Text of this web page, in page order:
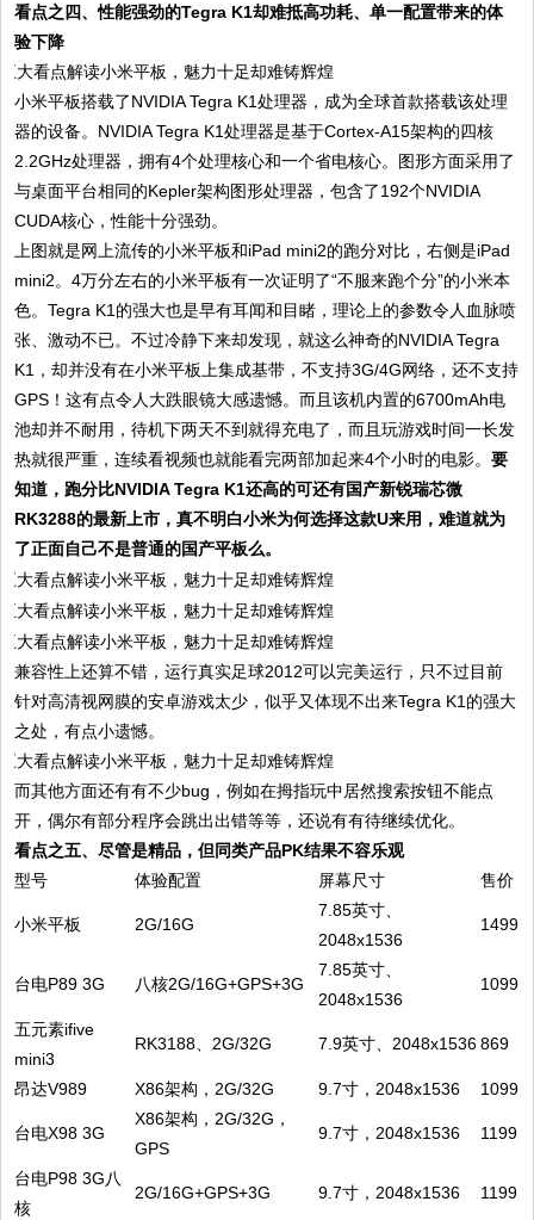
看点之四、性能强劲的Tegra K1却难抵高功耗、单一配置带来的体
验下降
小米平板搭载了NVIDIA Tegra K1处理器，成为全球首款搭载该处理
器的设备。NVIDIA Tegra K1处理器是基于Cortex-A15架构的四核
2.2GHz处理器，拥有4个处理核心和一个省电核心。图形方面采用了
与桌面平台相同的Kepler架构图形处理器，包含了192个NVIDIA
CUDA核心，性能十分强劲。
上图就是网上流传的小米平板和iPad mini2的跑分对比，右侧是iPad
mini2。4万分左右的小米平板有一次证明了“不服来跑个分”的小米本
色。Tegra K1的强大也是早有耳闻和目睹，理论上的参数令人血脉喷
张、激动不已。不过冷静下来却发现，就这么神奇的NVIDIA Tegra
K1，却并没有在小米平板上集成基带，不支持3G/4G网络，还不支持
GPS！这有点令人大跌眼镜大感遗憾。而且该机内置的6700mAh电
池却并不耐用，待机下两天不到就得充电了，而且玩游戏时间一长发
热就很严重，连续看视频也就能看完两部加起来4个小时的电影。要
知道，跑分比NVIDIA Tegra K1还高的可还有国产新锐瑞芯微
RK3288的最新上市，真不明白小米为何选择这款U来用，难道就为
了正面自己不是普通的国产平板么。
兼容性上还算不错，运行真实足球2012可以完美运行，只不过目前
针对高清视网膜的安卓游戏太少，似乎又体现不出来Tegra K1的强大
之处，有点小遗憾。
而其他方面还有有不少bug，例如在拇指玩中居然搜索按钮不能点
开，偶尔有部分程序会跳出出错等等，还说有有待继续优化。
看点之五、尽管是精品，但同类产品PK结果不容乐观
型号
体验配置 屏幕尺寸 售价
小米平板 2G/16G
7.85英寸、
2048x1536
1499
台电P89 3G 八核2G/16G+GPS+3G
7.85英寸、
2048x1536
1099
五元素ifive
mini3
RK3188、2G/32G 7.9英寸、2048x1536869
昂达V989 X86架构，2G/32G 9.7寸，2048x1536 1099
台电X98 3G
X86架构，2G/32G，
GPS
9.7寸，2048x1536 1199
台电P98 3G八
核
2G/16G+GPS+3G 9.7寸，2048x1536 1199